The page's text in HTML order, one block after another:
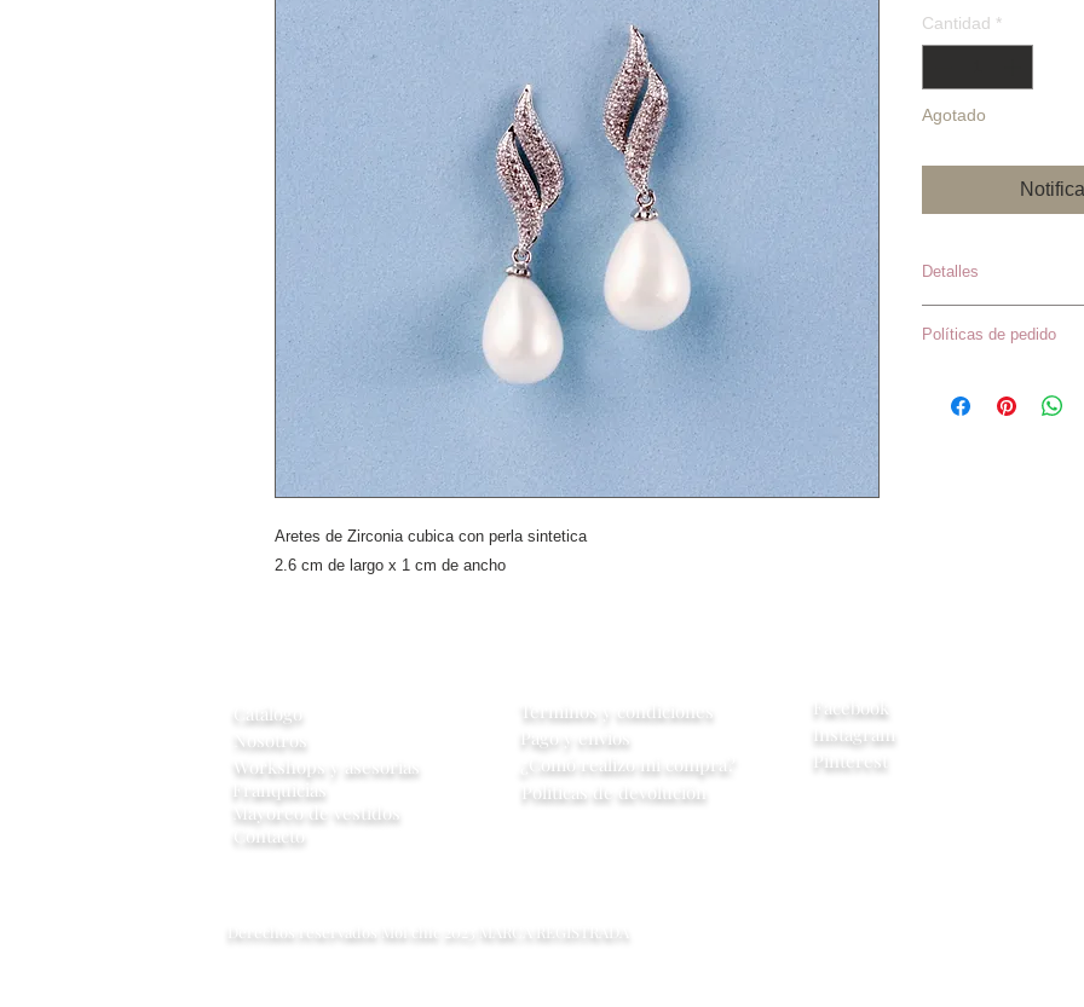
Aretes de Zirconia cubica con perla sintetica
2.6 cm de largo x 1 cm de ancho
Cantidad *
Agotado
Detalles
Políticas de pedido
*Los
Facebook
Instagram
Pinterest
Catálogo
Nosotros
Workshops y
asesorias
Terminos y condiciones
Pago y envios
¿Comó realizo mi compra?
Franquicias
Políticas de devolución
Mayoreo de vestidos
Contacto
Derechos reservados Moi chic 2023 MARCA REGISTRADA